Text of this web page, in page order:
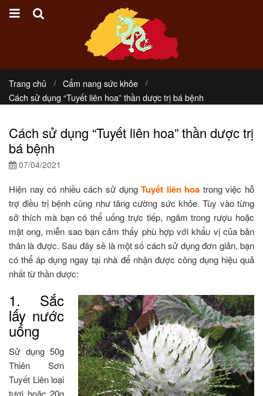
Trang chủ
Cẩm nang sức khỏe
Cách sử dụng “Tuyết liên hoa” thần dược trị bá bệnh
Cách sử dụng “Tuyết liên hoa” thần dược trị
bá bệnh
07/04/2021
Hiện nay có nhiều cách sử dụngTuyết liên hoa trong việc hỗ
trợ điều trị bệnh cũng như tăng cường sức khỏe. Tùy vào từng
sở thích mà bạn có thể uống trực tiếp, ngâm trong rượu hoặc
mật ong, miễn sao bạn cảm thấy phù hợp với khẩu vị của bản
thân là được. Sau đây sẽ là một số cách sử dụng đơn giản, bạn
có thể áp dụng ngay tại nhà để nhận được công dụng hiệu quả
nhất từ thần dược:
1. Sắc
lấy nước
uống
Sử dụng 50g
Thiên Sơn
Tuyết Liên loại
tươi hoặc 20g